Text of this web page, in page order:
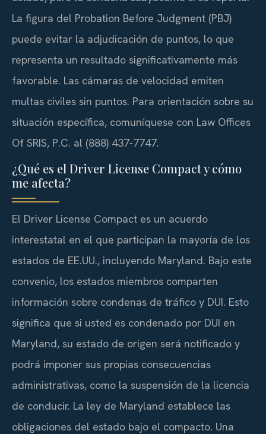
La figura del Probation Before Judgment (PBJ)
puede evitar la adjudicación de puntos, lo que
representa un resultado significativamente más
favorable. Las cámaras de velocidad emiten
multas civiles sin puntos. Para orientación sobre su
situación específica, comuníquese con Law Offices
Of SRIS, P.C. al (888) 437-7747.
¿Qué es el Driver License Compact y cómo
me afecta?
El Driver License Compact es un acuerdo
interestatal en el que participan la mayoría de los
estados de EE.UU., incluyendo Maryland. Bajo este
convenio, los estados miembros comparten
información sobre condenas de tráfico y DUI. Esto
significa que si usted es condenado por DUI en
Maryland, su estado de origen será notificado y
podrá imponer sus propias consecuencias
administrativas, como la suspensión de la licencia
de conducir. La ley de Maryland establece las
obligaciones del estado bajo el compacto. Una